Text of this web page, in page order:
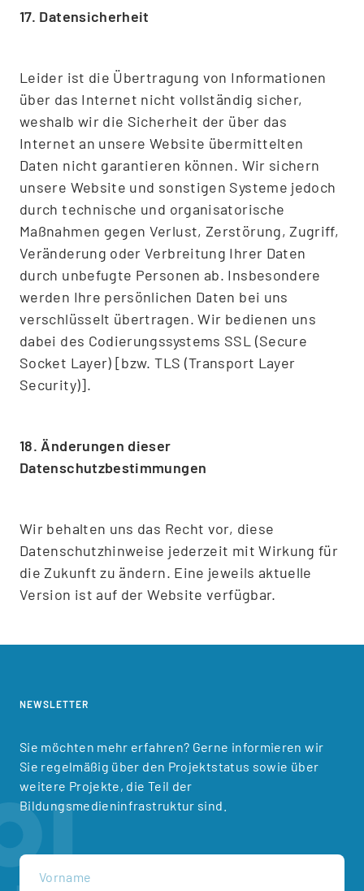
17. Datensicherheit
Leider ist die Übertragung von Informationen
über das Internet nicht vollständig sicher,
weshalb wir die Sicherheit der über das
Internet an unsere Website übermittelten
Daten nicht garantieren können. Wir sichern
unsere Website und sonstigen Systeme jedoch
durch technische und organisatorische
Maßnahmen gegen Verlust, Zerstörung, Zugriff,
Veränderung oder Verbreitung Ihrer Daten
durch unbefugte Personen ab. Insbesondere
werden Ihre persönlichen Daten bei uns
verschlüsselt übertragen. Wir bedienen uns
dabei des Codierungssystems SSL (Secure
Socket Layer) [bzw. TLS (Transport Layer
Security)].
18. Änderungen dieser
Datenschutzbestimmungen
Wir behalten uns das Recht vor, diese
Datenschutzhinweise jederzeit mit Wirkung für
die Zukunft zu ändern. Eine jeweils aktuelle
Version ist auf der Website verfügbar.
NEWSLETTER
Sie möchten mehr erfahren? Gerne informieren wir
Sie regelmäßig über den Projektstatus sowie über
weitere Projekte, die Teil der
Bildungsmedieninfrastruktur sind.
Vorname